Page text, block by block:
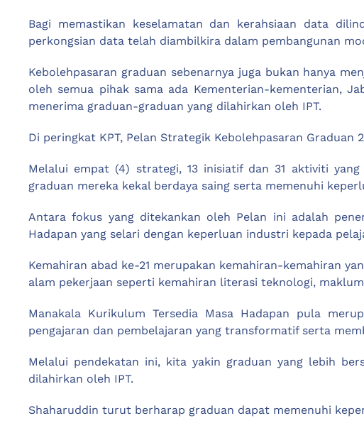
Bagi memastikan keselamatan dan kerahsiaan data
perkongsian data telah diambilkira dalam pembangunan
Kebolehpasaran graduan sebenarnya juga bukan hanya
oleh semua pihak sama ada Kementerian-kementerian,
menerima graduan-graduan yang dilahirkan oleh IPT.
Di peringkat KPT, Pelan Strategik Kebolehpasaran
Melalui empat (4) strategi, 13 inisiatif dan 31 aktiviti
graduan mereka kekal berdaya saing serta memenuhi
Antara fokus yang ditekankan oleh Pelan ini adalah
Hadapan yang selari dengan keperluan industri kepada
Kemahiran abad ke-21 merupakan kemahiran-kemahiran
alam pekerjaan seperti kemahiran literasi teknologi,
Manakala Kurikulum Tersedia Masa Hadapan pula
pengajaran dan pembelajaran yang transformatif serta
Melalui pendekatan ini, kita yakin graduan yang lebih
dilahirkan oleh IPT.
Shaharuddin turut berharap graduan dapat memenuhi